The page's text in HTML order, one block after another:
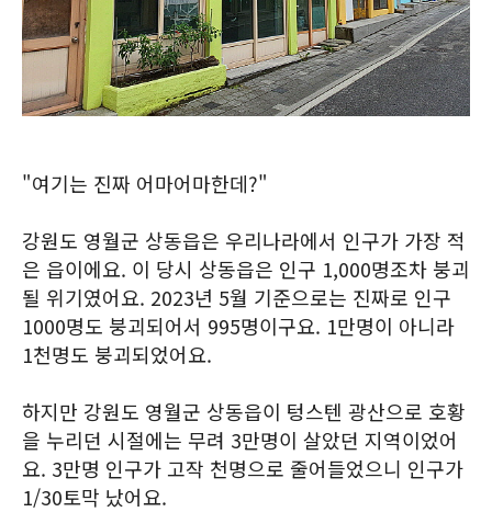
"여기는 진짜 어마어마한데?"
강원도 영월군 상동읍은 우리나라에서 인구가 가장 적
은 읍이에요. 이 당시 상동읍은 인구 1,000명조차 붕괴
될 위기였어요. 2023년 5월 기준으로는 진짜로 인구
1000명도 붕괴되어서 995명이구요. 1만명이 아니라
1천명도 붕괴되었어요.
하지만 강원도 영월군 상동읍이 텅스텐 광산으로 호황
을 누리던 시절에는 무려 3만명이 살았던 지역이었어
요. 3만명 인구가 고작 천명으로 줄어들었으니 인구가
1/30토막 났어요.